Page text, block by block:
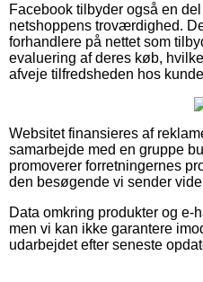
Facebook tilbyder også en
netshoppens troværdighed.
forhandlere på nettet som
evaluering af deres køb,
afveje tilfredsheden hos
Websitet finansieres af
samarbejde med en gruppe
promoverer forretningernes
den besøgende vi sender
Data omkring produkter og
men vi kan ikke garantere
udarbejdet efter seneste